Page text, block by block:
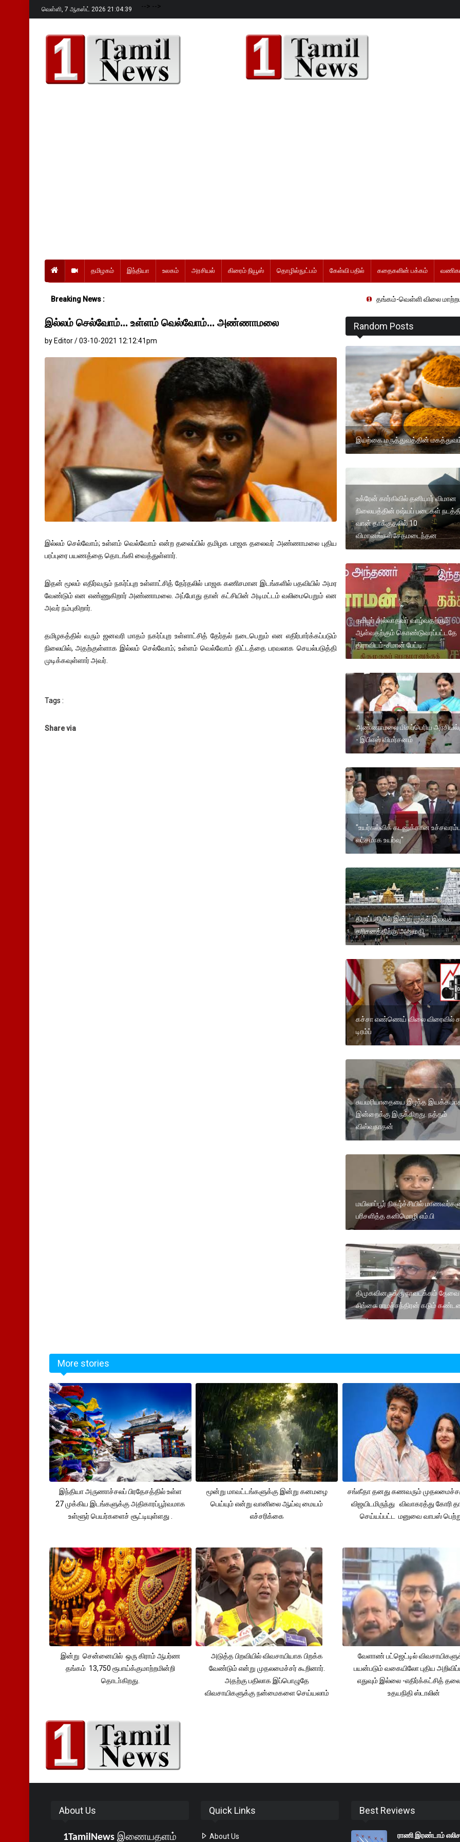
வெள்ளி, 7 ஆகஸ்ட் 2026 21:04:41 --> -->
தமிழகம் இந்தியா உலகம் அரசியல் கிரைம் நியூஸ் தொழில்நுட்பம் கேள்வி பதில் கதைகளின் பக்கம்
Breaking News : தங்கம்-வெள்ளி விலை
இல்லம் செல்வோம்... உள்ளம் வெல்வோம்... அண்ணாமலை
by Editor / 03-10-2021 12:12:41pm
இல்லம் செல்வோம்; உள்ளம் வெல்வோம் என்ற தலைப்பில் தமிழக பாஜக தலைவர் அண்ணாமலை புதிய
பரப்புரை பயணத்தை தொடங்கி வைத்துள்ளார்.
இதன் மூலம் எதிர்வரும் நகர்ப்புற உள்ளாட்சித் தேர்தலில் பாஜக கணிசமான இடங்களில் பதவியில் அமர
வேண்டும் என எண்ணுகிறார் அண்ணாமலை. அப்போது தான் கட்சியின் அடிமட்டம் வலிமைபெறும் என
அவர் நம்புகிறார்.
தமிழகத்தில் வரும் ஜனவரி மாதம் நகர்ப்புற உள்ளாட்சித் தேர்தல் நடைபெறும் என எதிர்பார்க்கப்படும்
நிலையில், அதற்குள்ளாக இல்லம் செல்வோம்; உள்ளம் வெல்வோம் திட்டத்தை பரவலாக செயல்படுத்தி
முடிக்கவுள்ளார் அவர்.
Tags :
Share via
Random Posts
இயற்கை மருத்துவத்தின்
உக்ரேன் கார்கிவில் தனியார் விமான
நிலையத்தின் ரஷ்யப் படைகள்
வான் தாக்குதலில் 10
விமானங்கள்சேதமடைந்தன
தமிழர் அல்லாதவர் வாழ்வதற்கும்
ஆள்வதற்கும் கொண்டுவரப்பட்டதே
திராவிடம்-சீமான் பேட்டி:
அண்ணாமலை மிகப்பெரிய
- இபிஎஸ் விமர்சனம்
"உயர்கல்விக் கடனுக்கான
லட்சமாக உயர்வு"
திருப்பதியில் இன்று முதல் இலவச
தரிசனத்திற்கு அனுமதி
கச்சா எண்ணெய் விலை விரைவில்
டிரம்ப்
சுயமரியாதையை இழந்த
இன்றைக்கு இருக்கிறது. நத்தம்
விஸ்வநாதன்
மயிலாப்பூர் நிகழ்ச்சியில்
பரிசளித்த கனிமொழி எம்.பி
திமுகவினருக்கு நாவடக்கம் தேவை
சிங்கை ராமச்சந்திரன் கடும்
More stories
இந்தியா அருணாச்சலப் பிரதேசத்தில் உள்ள
27 முக்கிய இடங்களுக்கு அதிகாரப்பூர்வமாக
உள்ளூர் பெயர்களைச் சூட்டியுள்ளது .
மூன்று மாவட்டங்களுக்கு இன்று கனமழை
பெய்யும் என்று வானிலை ஆய்வு மையம்
எச்சரிக்கை
சங்கீதா தனது கணவரும்
விஜயிடமிருந்து விவாகரத்து கோரி
செய்யப்பட்ட மனுவை வாபஸ்
இன்று சென்னையில் ஒரு கிராம் ஆபர்ண
தங்கம் 13,750 ரூபாய்க்குமாற்றமின்றி
தொடா்கிறது.
அடுத்த பிறவியில் விவசாயியாக பிறக்க
வேண்டும் என்று முதலமைச்சர் கூறினார்.
அதற்கு பதிலாக இப்பொழுதே
விவசாயிகளுக்கு நன்மைகளை செய்யலாம்
வேளாண் பட்ஜெட்டில்
பயன்படும் வகையிலோ புதிய
எதுவும் இல்லை -எதிர்க்கட்சித்
உதயநிதி ஸ்டாலின்
About Us
1TamilNewsஇணையதளம்
Quick Links
About Us
Best Reviews
ராணி இரண்டாம்